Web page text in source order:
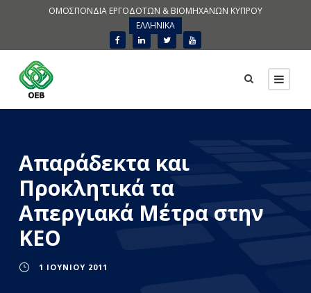
ΟΜΟΣΠΟΝΔΙΑ ΕΡΓΟΔΟΤΩΝ & ΒΙΟΜΗΧΑΝΩΝ ΚΥΠΡΟΥ
ΕΛΛΗΝΙΚΑ
Απαράδεκτα και
Προκλητικά τα
Απεργιακά Μέτρα στην
ΚΕΟ
1 ΙΟΥΝΊΟΥ 2011